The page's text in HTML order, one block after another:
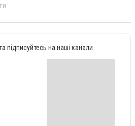
підписуйтесь на наші канали